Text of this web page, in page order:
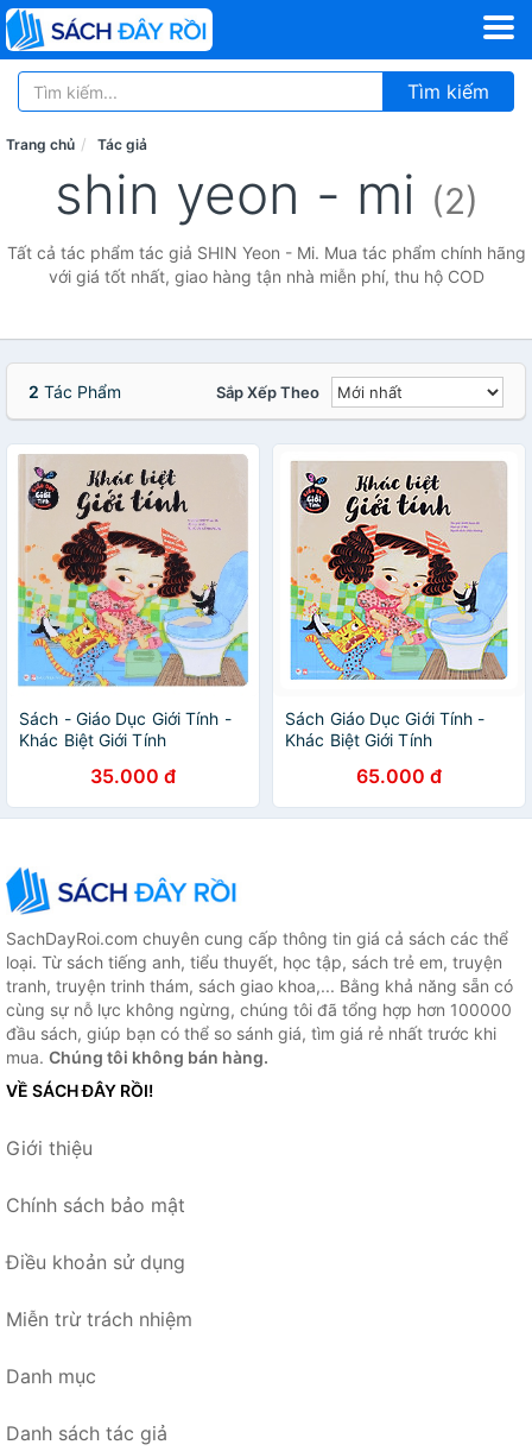
Tìm kiếm
Trang chủ Tác giả
shin yeon - mi (2)
Tất cả tác phẩm tác giả SHIN Yeon - Mi. Mua tác phẩm chính hãng
với giá tốt nhất, giao hàng tận nhà miễn phí, thu hộ COD
2 Tác Phẩm Sắp Xếp Theo
Sách - Giáo Dục Giới Tính -
Khác Biệt Giới Tính
35.000 đ
Sách Giáo Dục Giới Tính -
Khác Biệt Giới Tính
65.000 đ
SachDayRoi.com chuyên cung cấp thông tin giá cả sách các thể
loại. Từ sách tiếng anh, tiểu thuyết, học tập, sách trẻ em, truyện
tranh, truyện trinh thám, sách giao khoa,... Bằng khả năng sẵn có
cùng sự nỗ lực không ngừng, chúng tôi đã tổng hợp hơn 100000
đầu sách, giúp bạn có thể so sánh giá, tìm giá rẻ nhất trước khi
mua. Chúng tôi không bán hàng.
VỀ SÁCH ĐÂY RỒI!
Giới thiệu
Chính sách bảo mật
Điều khoản sử dụng
Miễn trừ trách nhiệm
Danh mục
Danh sách tác giả